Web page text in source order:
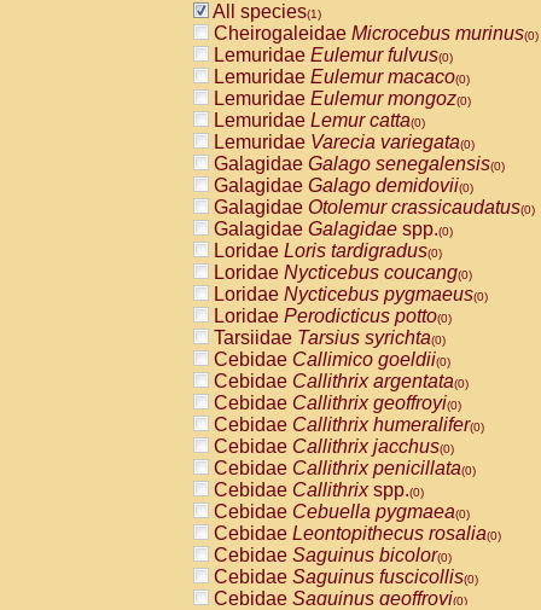
All species(1)
Cheirogaleidae Microcebus murinus(0)
Lemuridae Eulemur fulvus(0)
Lemuridae Eulemur macaco(0)
Lemuridae Eulemur mongoz(0)
Lemuridae Lemur catta(0)
Lemuridae Varecia variegata(0)
Galagidae Galago senegalensis(0)
Galagidae Galago demidovii(0)
Galagidae Otolemur crassicaudatus(0)
Galagidae Galagidae spp.(0)
Loridae Loris tardigradus(0)
Loridae Nycticebus coucang(0)
Loridae Nycticebus pygmaeus(0)
Loridae Perodicticus potto(0)
Tarsiidae Tarsius syrichta(0)
Cebidae Callimico goeldii(0)
Cebidae Callithrix argentata(0)
Cebidae Callithrix geoffroyi(0)
Cebidae Callithrix humeralifer(0)
Cebidae Callithrix jacchus(0)
Cebidae Callithrix penicillata(0)
Cebidae Callithrixspp.(0)
Cebidae Cebuella pygmaea(0)
Cebidae Leontopithecus rosalia(0)
Cebidae Saguinus bicolor(0)
Cebidae Saguinus fuscicollis(0)
Cebidae Saguinus geoffroyi(0)